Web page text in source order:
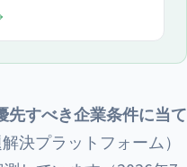
設計を、プリンストン大学の
すべき企業条件に当て
決プラットフォーム）